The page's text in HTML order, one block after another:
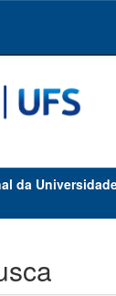
da